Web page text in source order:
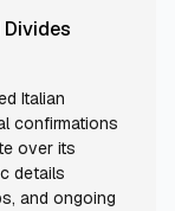
Italian
confirmations
over its
details
and ongoing